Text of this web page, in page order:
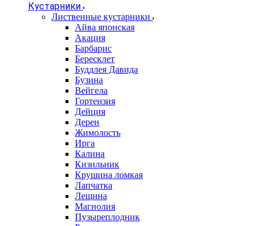
Кустарники
Лиственные кустарники
Айва японская
Акация
Барбарис
Бересклет
Буддлея Давида
Бузина
Вейгела
Гортензия
Дейция
Дерен
Жимолость
Ирга
Калина
Кизильник
Крушина ломкая
Лапчатка
Лещина
Магнолия
Пузыреплодник